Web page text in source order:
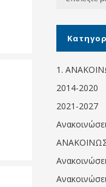
παντοπωλείο
Kοινωνικό
Πρόγραμμα
Φροντίδας
Ηλικιωμένων
(Κ.Η.Φ.Η.) Πρέβεζας
1.
2014-2020
2021-2027